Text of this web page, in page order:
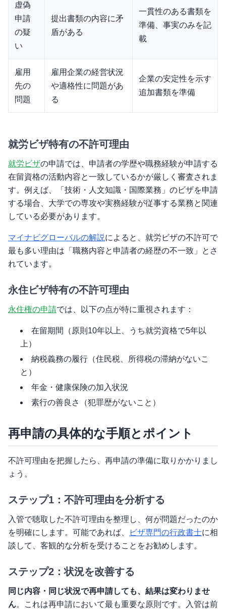
虚偽
申請
の疑
い
提出書類の内容に矛
盾がある
一貫性のある書類を
準備、事実のみを記
載
雇用
先の
問題
雇用企業の経営状況
や適格性に問題があ
る
企業の安定性を示す
追加書類を準備
就労ビザ特有の不許可理由
就労ビザの申請では、申請者の学歴や職務経験が申請する
在留資格の活動内容と一致しているかが厳しく審査されま
す。例えば、「技術・人文知識・国際業務」のビザを申請
する場合、大学での専攻や実務経験が従事する業務と関連
している必要があります。
マイナビグローバルの解説によると、就労ビザの不許可で
最も多い理由は「職務内容と申請者の経歴の不一致」とさ
れています。
永住ビザ特有の不許可理由
永住権の申請では、以下の点が特に重視されます：
在留期間（原則10年以上、うち就労資格で5年以
上）
納税義務の履行（住民税、所得税の滞納がないこ
と）
年金・健康保険の加入状況
素行の善良さ（犯罪歴がないこと）
再申請の具体的な手順とポイント
不許可理由を把握したら、再申請の準備に取りかかりまし
ょう。
ステップ1：不許可理由を分析する
入管で聴取した不許可理由を整理し、何が問題だったのか
を明確にします。可能であれば、
ビザ専門の行政書士に相
談して、客観的な分析を受けることをお勧めします。
ステップ2：状況を改善する
同じ内容・同じ状況で再申請しても、結果は変わりませ
ん。これは再申請において最も重要な原則です。入管は前